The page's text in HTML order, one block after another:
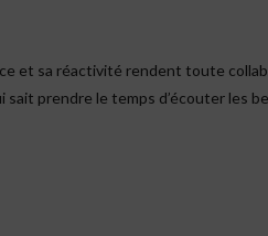
et sa réactivité rendent toute
prendre le temps d’écouter les